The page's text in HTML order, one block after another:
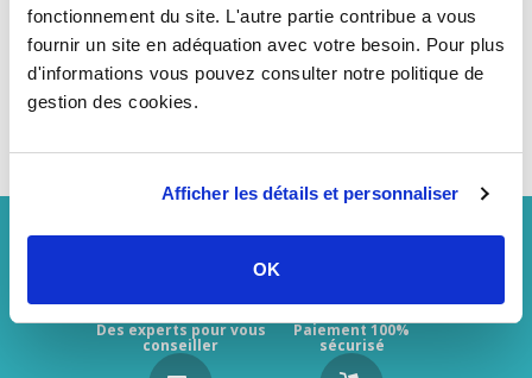
fonctionnement du site. L'autre partie contribue a vous
fournir un site en adéquation avec votre besoin. Pour plus
d'informations vous pouvez consulter notre politique de
gestion des cookies.
Afficher les détails et personnaliser
OK
0,56 € TTC
0,47 € HT
Des experts pour vous
conseiller
Paiement 100%
sécurisé